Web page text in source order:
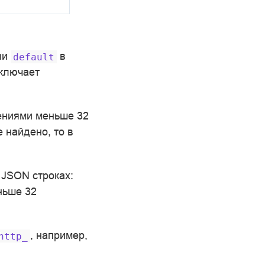
default
в
меньше 32
найдено, то в
строках:
32
, например,